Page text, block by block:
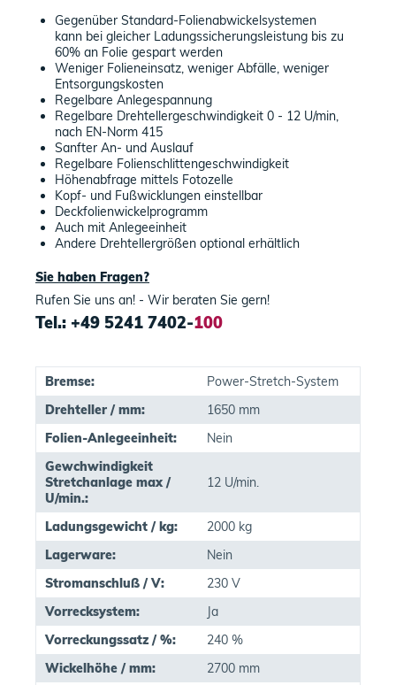
Gegenüber Standard-Folienabwickelsystemen
kann bei gleicher Ladungssicherungsleistung bis zu
60% an Folie gespart werden
Weniger Folieneinsatz, weniger Abfälle, weniger
Entsorgungskosten
Regelbare Anlegespannung
Regelbare Drehtellergeschwindigkeit 0 - 12 U/min,
nach EN-Norm 415
Sanfter An- und Auslauf
Regelbare Folienschlittengeschwindigkeit
Höhenabfrage mittels Fotozelle
Kopf- und Fußwicklungen einstellbar
Deckfolienwickelprogramm
Auch mit Anlegeeinheit
Andere Drehtellergrößen optional erhältlich
Sie haben Fragen?
Rufen Sie uns an! - Wir beraten Sie gern!
Tel.: +49 5241 7402-100
Bremse:
Power-Stretch-System
Drehteller / mm:
1650 mm
Folien-Anlegeeinheit:
Nein
Gewchwindigkeit
Stretchanlage max /
U/min.:
12 U/min.
Ladungsgewicht / kg:
2000 kg
Lagerware:
Nein
Stromanschluß / V:
230 V
Vorrecksystem:
Ja
Vorreckungssatz / %:
240 %
Wickelhöhe / mm:
2700 mm